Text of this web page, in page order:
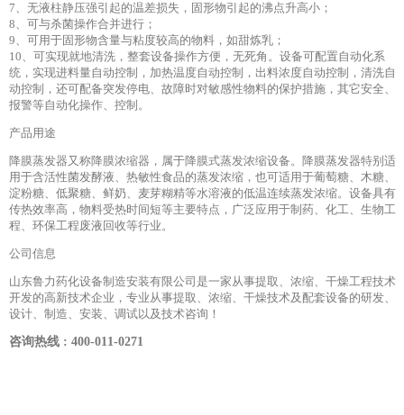
7、无液柱静压强引起的温差损失，固形物引起的沸点升高小；
8、可与杀菌操作合并进行；
9、可用于固形物含量与粘度较高的物料，如甜炼乳；
10、可实现就地清洗，整套设备操作方便，无死角。设备可配置自动化系
统，实现进料量自动控制，加热温度自动控制，出料浓度自动控制，清洗自
动控制，还可配备突发停电、故障时对敏感性物料的保护措施，其它安全、
报警等自动化操作、控制。
产品用途
降膜蒸发器又称降膜浓缩器，属于降膜式蒸发浓缩设备。降膜蒸发器特别适
用于含活性菌发酵液、热敏性食品的蒸发浓缩，也可适用于葡萄糖、木糖、
淀粉糖、低聚糖、鲜奶、麦芽糊精等水溶液的低温连续蒸发浓缩。设备具有
传热效率高，物料受热时间短等主要特点，广泛应用于制药、化工、生物工
程、环保工程废液回收等行业。
公司信息
山东鲁力药化设备制造安装有限公司是一家从事提取、浓缩、干燥工程技术
开发的高新技术企业，专业从事提取、浓缩、干燥技术及配套设备的研发、
设计、制造、安装、调试以及技术咨询！
咨询热线 : 400-011-0271